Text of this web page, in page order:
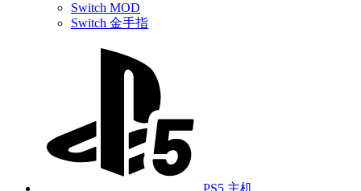
Switch MOD
Switch 金手指